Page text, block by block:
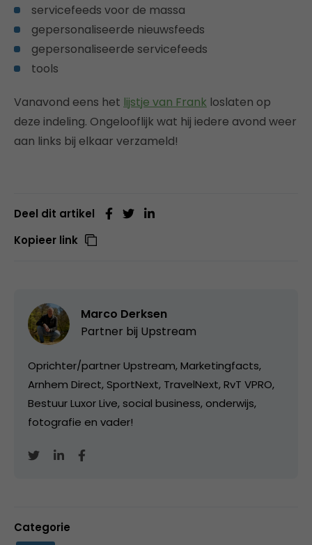
servicefeeds voor de massa
gepersonaliseerde nieuwsfeeds
gepersonaliseerde servicefeeds
tools
Vanavond eens het lijstje van Frank loslaten op
deze indeling. Ongelooflijk wat hij iedere avond weer
aan links bij elkaar verzameld!
Deel dit artikel
Kopieer link
Marco Derksen
Partner bij Upstream
Oprichter/partner Upstream, Marketingfacts,
Arnhem Direct, SportNext, TravelNext, RvT VPRO,
Bestuur Luxor Live, social business, onderwijs,
fotografie en vader!
Categorie